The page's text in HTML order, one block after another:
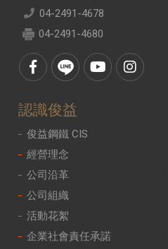
04-2491-4678
04-2491-4680
認識俊益
俊益鋼鐵 CIS
經營理念
公司沿革
公司組織
活動花絮
企業社會責任承諾